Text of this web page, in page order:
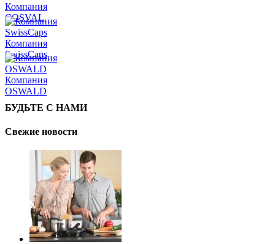
Компания
COSVAL
Компания
SwissCaps
Компания
OSWALD
БУДЬТЕ С НАМИ
Свежие новости